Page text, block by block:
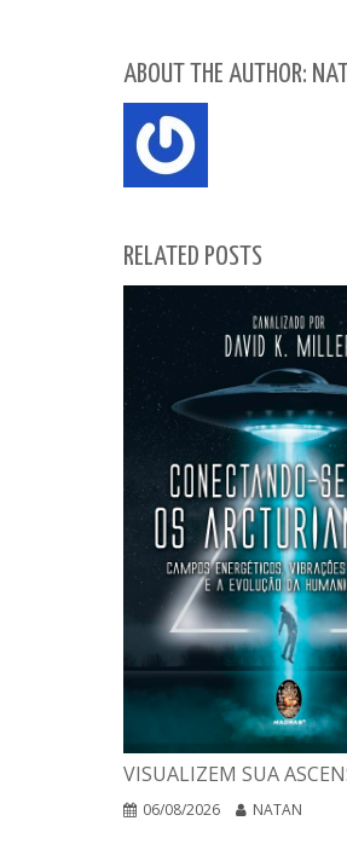
ABOUT THE AUTHOR:
RELATED POSTS
VISUALIZEM SUA
06/08/2026 NATAN